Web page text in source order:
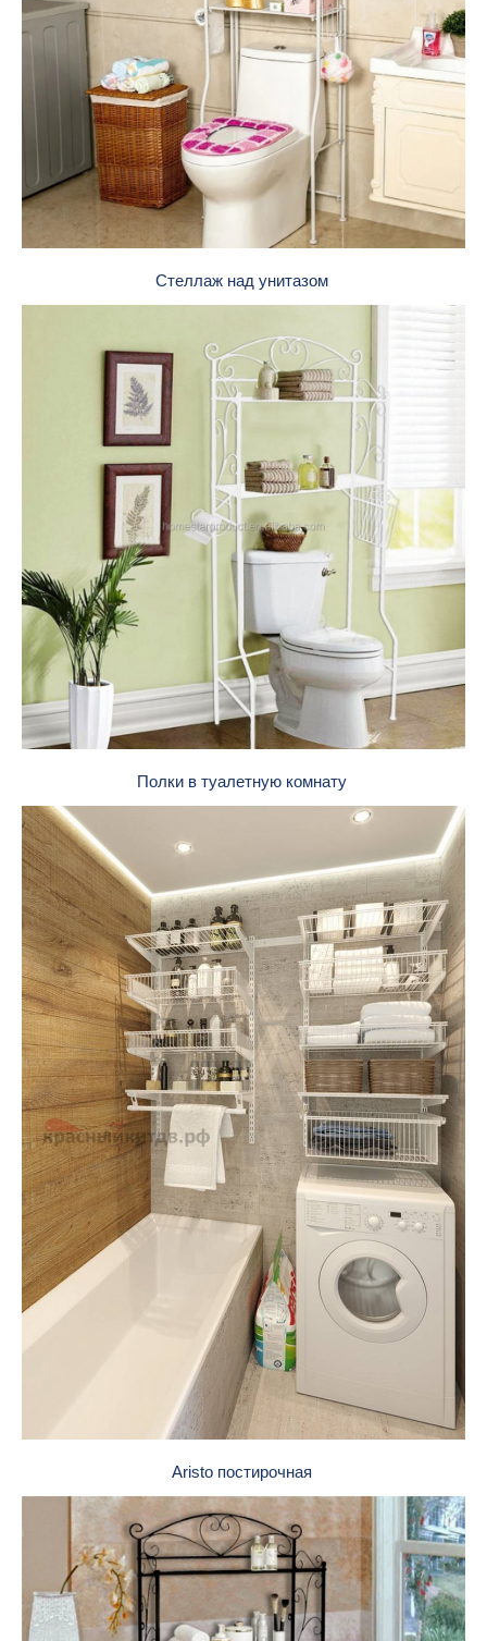
Стеллаж над унитазом
Полки в туалетную комнату
Aristo постирочная